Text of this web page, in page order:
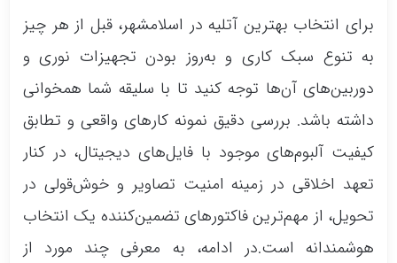
برای انتخاب بهترین آتلیه در اسلامشهر، قبل از هر چیز
به تنوع سبک کاری و به‌روز بودن تجهیزات نوری و
دوربین‌های آن‌ها توجه کنید تا با سلیقه شما همخوانی
داشته باشد. بررسی دقیق نمونه کارهای واقعی و تطابق
کیفیت آلبوم‌های موجود با فایل‌های دیجیتال، در کنار
تعهد اخلاقی در زمینه امنیت تصاویر و خوش‌قولی در
تحویل، از مهم‌ترین فاکتورهای تضمین‌کننده یک انتخاب
هوشمندانه است.در ادامه، به معرفی چند مورد از